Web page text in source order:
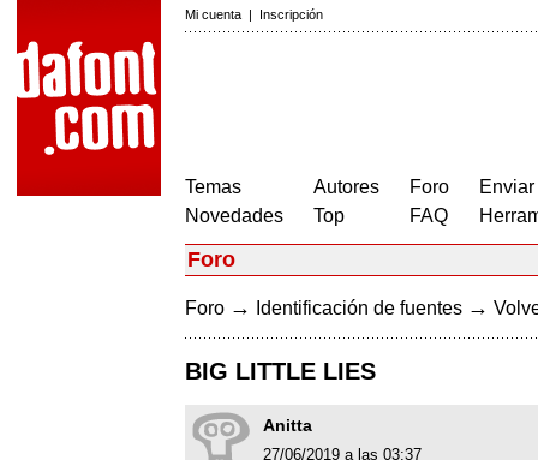
Mi cuenta | Inscripción
Temas
Novedades
Autores
Top
Foro
FAQ
Foro
Foro → Identificación de fuentes →
BIG LITTLE LIES
Anitta
27/06/2019 a las 03:37